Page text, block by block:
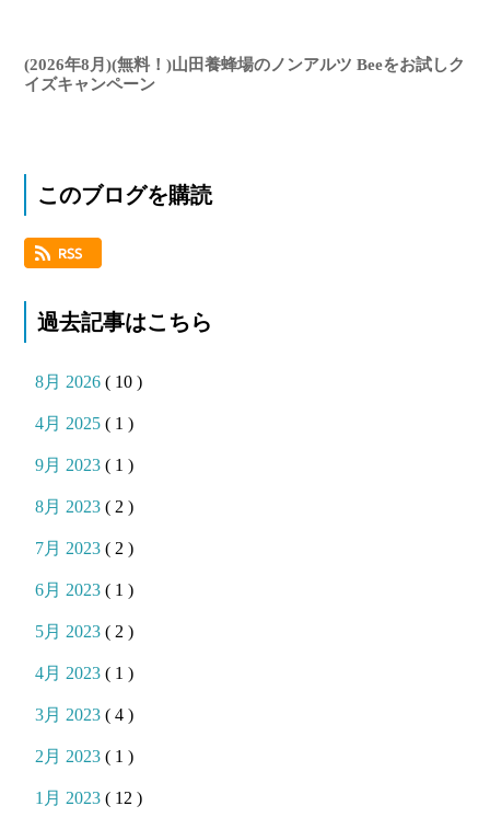
(2026年8月)(無料！)山田養蜂場のノンアルツ Beeをお試しク
イズキャンペーン
このブログを購読
過去記事はこちら
8月 2026( 10 )
4月 2025( 1 )
9月 2023( 1 )
8月 2023( 2 )
7月 2023( 2 )
6月 2023( 1 )
5月 2023( 2 )
4月 2023( 1 )
3月 2023( 4 )
2月 2023( 1 )
1月 2023( 12 )